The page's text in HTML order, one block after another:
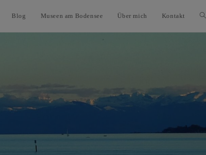
Blog Museen am Bodensee Über mich Kontakt